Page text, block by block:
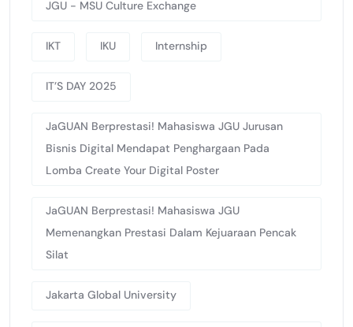
JGU - MSU Culture Exchange
IKT IKU Internship
IT’S DAY 2025
JaGUAN Berprestasi! Mahasiswa JGU Jurusan
Bisnis Digital Mendapat Penghargaan Pada
Lomba Create Your Digital Poster
JaGUAN Berprestasi! Mahasiswa JGU
Memenangkan Prestasi Dalam Kejuaraan Pencak
Silat
Jakarta Global University